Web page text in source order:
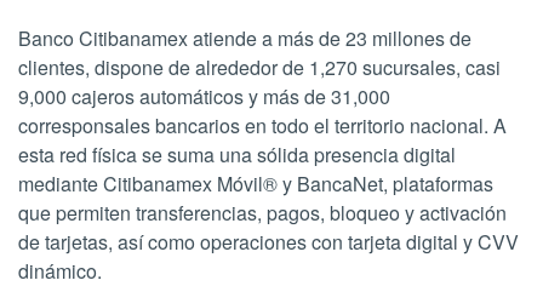
Banco Citibanamex atiende a más de 23 millones de
clientes, dispone de alrededor de 1,270 sucursales, casi
9,000 cajeros automáticos y más de 31,000
corresponsales bancarios en todo el territorio nacional. A
esta red física se suma una sólida presencia digital
mediante Citibanamex Móvil® y BancaNet, plataformas
que permiten transferencias, pagos, bloqueo y activación
de tarjetas, así como operaciones con tarjeta digital y CVV
dinámico.